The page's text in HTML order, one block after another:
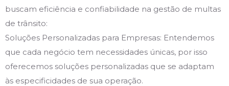
buscam eficiência e confiabilidade na gestão de multas
de trânsito:
Soluções Personalizadas para Empresas: Entendemos
que cada negócio tem necessidades únicas, por isso
oferecemos soluções personalizadas que se adaptam
às especificidades de sua operação.